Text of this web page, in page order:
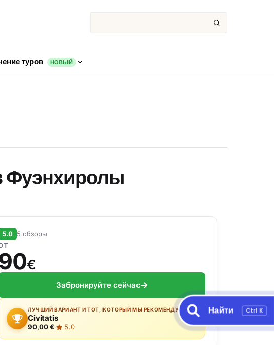
туров НОВЫЙ
Фуэнхиролы
5.0 5 обзоры
€
Забронируйте сейчас
ЛУЧШИЙ ВАРИАНТ И ТОТ, КОТОРЫЙ МЫ РЕКОМЕНДУЕМ:
Civitatis
90,00 €· 5.0
Найти Ctrl K